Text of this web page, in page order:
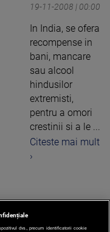
19-11-2008 | 00:00
In India, se ofera
recompense in
bani, mancare
sau alcool
hindusilor
extremisti,
pentru a omori
crestinii si a le ...
Citeste mai mult
›
dvs., precum identificatorii cookie